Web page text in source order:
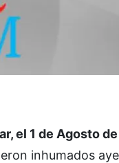
el 1 de Agosto
inhumados